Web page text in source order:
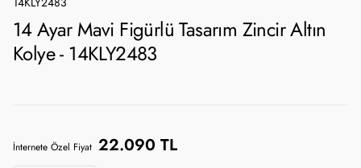
14 Ayar Mavi Figürlü Tasarım Zincir Altın
Kolye - 14KLY2483
İnternete Özel Fiyat 22.090 TL